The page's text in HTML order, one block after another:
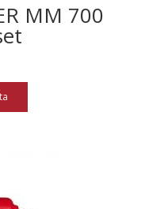
MM 700